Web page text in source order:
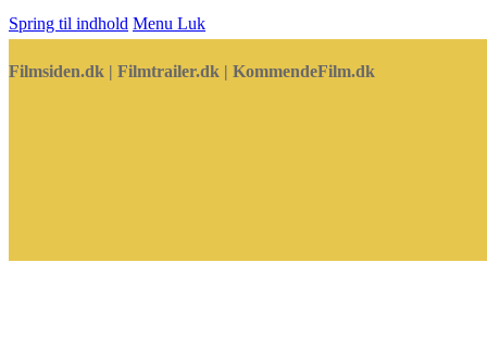
Spring til indhold Menu Luk
Filmsiden.dk | Filmtrailer.dk | KommendeFilm.dk